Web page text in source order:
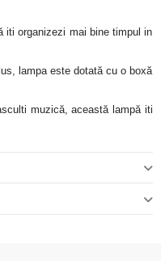
iti organizezi mai bine timpul in
lampa este dotată cu o boxă
muzică, această lampă iti